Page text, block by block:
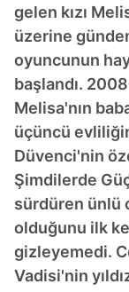
gelen kızı
üzerine
oyuncunun
başlandı.
Melisa'nın
üçüncü
Düvenci'nin
Şimdilerde
sürdüren ünlü
olduğunu ilk
gizleyemedi.
Vadisi'nin